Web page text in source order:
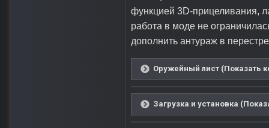
функцией 3D-прицеливания,
работа в моде не
дополнить антураж в
Оружейный лист (Показать
Загрузка и установка